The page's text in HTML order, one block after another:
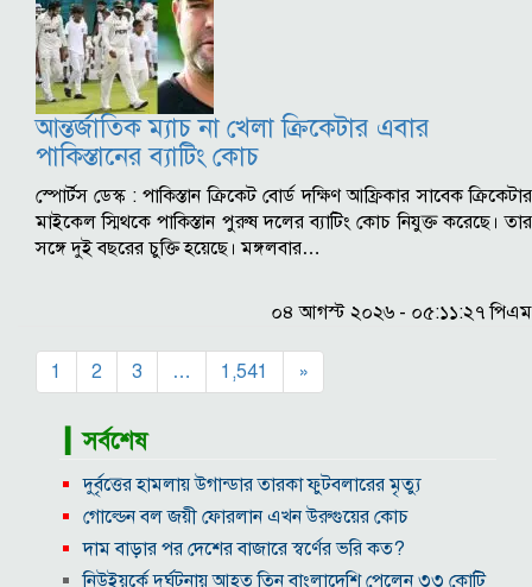
আন্তর্জাতিক ম্যাচ না খেলা ক্রিকেটার এবার
পাকিস্তানের ব্যাটিং কোচ
স্পোর্টস ডেস্ক : পাকিস্তান ক্রিকেট বোর্ড দক্ষিণ আফ্রিকার সাবেক ক্রিকেটার
মাইকেল স্মিথকে পাকিস্তান পুরুষ দলের ব্যাটিং কোচ নিযুক্ত করেছে। তার
সঙ্গে দুই বছরের চুক্তি হয়েছে। মঙ্গলবার…
০৪ আগস্ট ২০২৬ - ০৫:১১:২৭ পিএম
1 2 3 … 1,541 »
▎সর্বশেষ
দুর্বৃত্তের হামলায় উগান্ডার তারকা ফুটবলারের মৃত্যু
গোল্ডেন বল জয়ী ফোরলান এখন উরুগুয়ের কোচ
দাম বাড়ার পর দেশের বাজারে স্বর্ণের ভরি কত?
নিউইয়র্কে দুর্ঘটনায় আহত তিন বাংলাদেশি পেলেন ৩৩ কোটি